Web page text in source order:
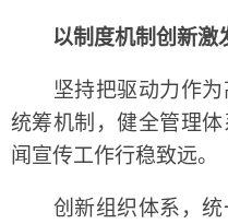
以制度机制创新激
坚持把驱动力作为
统筹机制，健全管理
闻宣传工作行稳致远。
创新组织体系，统